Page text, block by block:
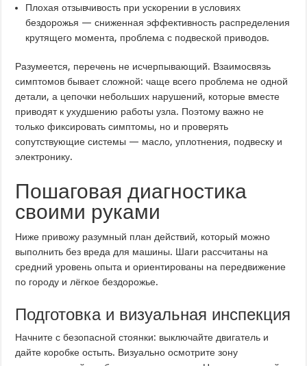
Плохая отзывчивость при ускорении в условиях
бездорожья — сниженная эффективность распределения
крутящего момента, проблема с подвеской приводов.
Разумеется, перечень не исчерпывающий. Взаимосвязь
симптомов бывает сложной: чаще всего проблема не одной
детали, а цепочки небольших нарушений, которые вместе
приводят к ухудшению работы узла. Поэтому важно не
только фиксировать симптомы, но и проверять
сопутствующие системы — масло, уплотнения, подвеску и
электронику.
Пошаговая диагностика
своими руками
Ниже привожу разумный план действий, который можно
выполнить без вреда для машины. Шаги рассчитаны на
средний уровень опыта и ориентированы на передвижение
по городу и лёгкое бездорожье.
Подготовка и визуальная инспекция
Начните с безопасной стоянки: выключайте двигатель и
дайте коробке остыть. Визуально осмотрите зону